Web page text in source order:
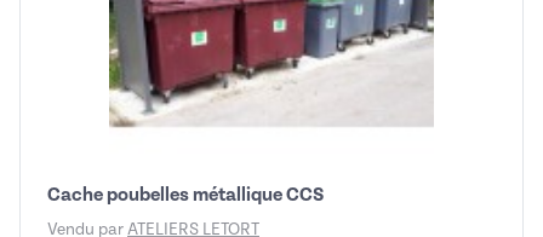
Cache poubelles métallique CCS
Vendu par ATELIERS LETORT